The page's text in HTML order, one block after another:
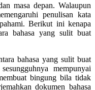
masa depan. Walaupun
penulisan kata
Berikut ini kenapa
bahasa yang sulit buat
bahasa yang sulit buat
mempunyai
bingung bila tidak
dokumen bahasa